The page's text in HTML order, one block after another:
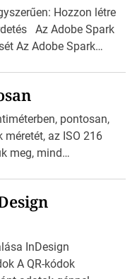
Hozzon létre
Az Adobe Spark
Az Adobe Spark
miközben
készítsünk címkét?
ki a kívánt címke
pontosan,
méretét, az ISO 216
meg, mind
Az amerikai és
216 nem
C0-tól […]
InDesign
A QR-kódok